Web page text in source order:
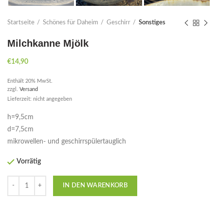
Startseite Schönes für Daheim Geschirr Sonstiges
Milchkanne Mjölk
€14,90
Enthält 20% MwSt.
zzgl. Versand
Lieferzeit: nicht angegeben
h=9,5cm
d=7,5cm
mikrowellen- und geschirrspülertauglich
Vorrätig
IN DEN WARENKORB